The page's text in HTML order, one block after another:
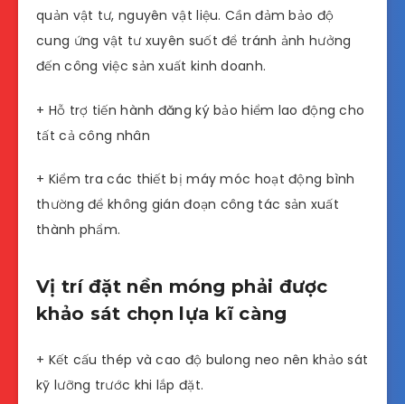
quản vật tư, nguyên vật liệu. Cần đảm bảo độ
cung ứng vật tư xuyên suốt để tránh ảnh hưởng
đến công việc sản xuất kinh doanh.
+ Hỗ trợ tiến hành đăng ký bảo hiểm lao động cho
tất cả công nhân
+ Kiểm tra các thiết bị máy móc hoạt động bình
thường để không gián đoạn công tác sản xuất
thành phẩm.
Vị trí đặt nền móng phải được
khảo sát chọn lựa kĩ càng
+ Kết cấu thép và cao độ bulong neo nên khảo sát
kỹ lưỡng trước khi lắp đặt.